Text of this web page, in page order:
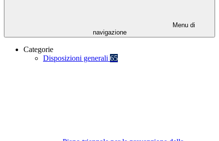
Menu di
navigazione
Categorie
Disposizioni generali 65